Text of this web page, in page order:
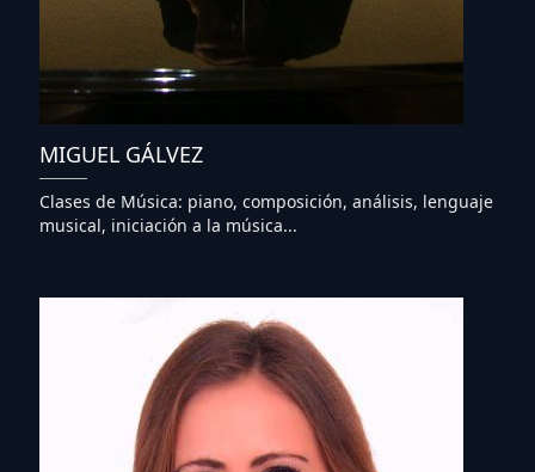
MIGUEL GÁLVEZ
Clases de Música: piano, composición, análisis, lenguaje
musical, iniciación a la música...